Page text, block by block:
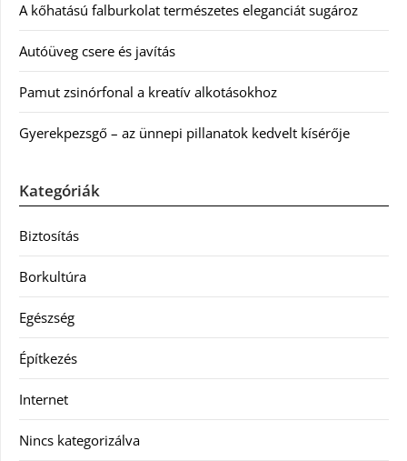
A kőhatású falburkolat természetes eleganciát sugároz
Autóüveg csere és javítás
Pamut zsinórfonal a kreatív alkotásokhoz
Gyerekpezsgő – az ünnepi pillanatok kedvelt kísérője
Kategóriák
Biztosítás
Borkultúra
Egészség
Építkezés
Internet
Nincs kategorizálva